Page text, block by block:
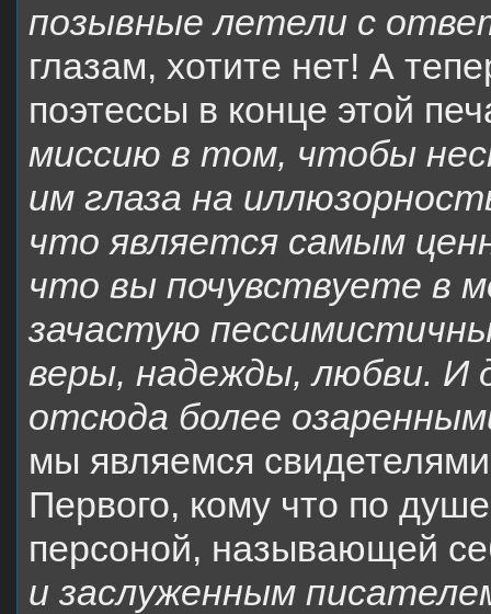
позывные летели с
глазам, хотите нет! А
поэтессы в конце этой
миссию в том, чтобы
им глаза на
что является самым
что вы почувствуете в
зачастую
веры, надежды, любви.
отсюда более
мы являемся
Первого, кому что по
персоной, называющей
и заслуженным